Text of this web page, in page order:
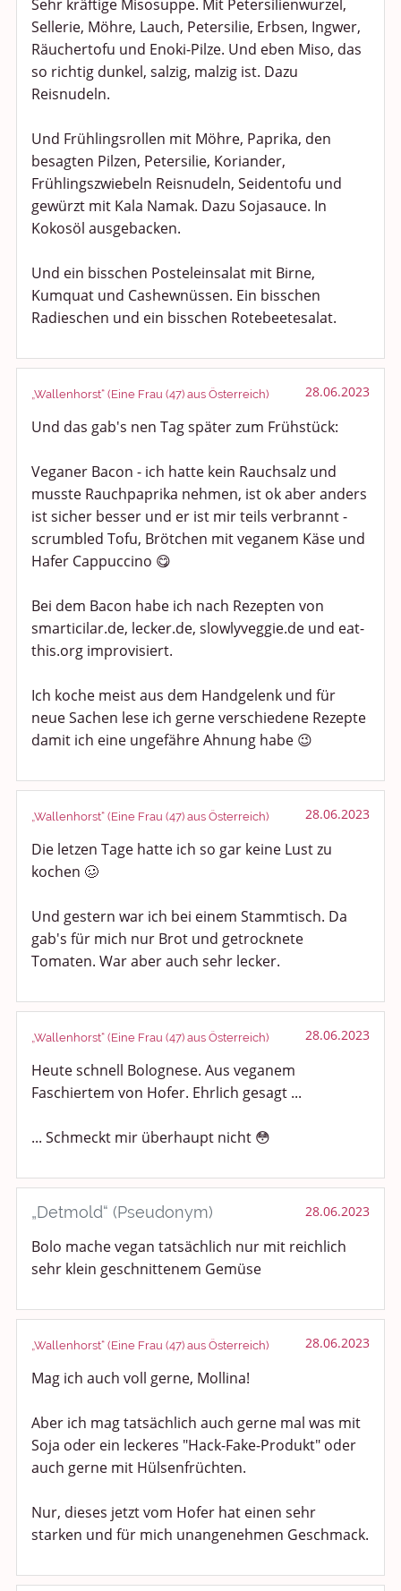
Sehr kräftige Misosuppe. Mit Petersilienwurzel,
Sellerie, Möhre, Lauch, Petersilie, Erbsen, Ingwer,
Räuchertofu und Enoki-Pilze. Und eben Miso, das
so richtig dunkel, salzig, malzig ist. Dazu
Reisnudeln.
Und Frühlingsrollen mit Möhre, Paprika, den
besagten Pilzen, Petersilie, Koriander,
Frühlingszwiebeln Reisnudeln, Seidentofu und
gewürzt mit Kala Namak. Dazu Sojasauce. In
Kokosöl ausgebacken.
Und ein bisschen Posteleinsalat mit Birne,
Kumquat und Cashewnüssen. Ein bisschen
Radieschen und ein bisschen Rotebeetesalat.
„Wallenhorst“ (Eine Frau (47) aus Österreich) 28.06.2023
Und das gab's nen Tag später zum Frühstück:
Veganer Bacon - ich hatte kein Rauchsalz und
musste Rauchpaprika nehmen, ist ok aber anders
ist sicher besser und er ist mir teils verbrannt -
scrumbled Tofu, Brötchen mit veganem Käse und
Hafer Cappuccino 😋
Bei dem Bacon habe ich nach Rezepten von
smarticilar.de, lecker.de, slowlyveggie.de und eat-
this.org improvisiert.
Ich koche meist aus dem Handgelenk und für
neue Sachen lese ich gerne verschiedene Rezepte
damit ich eine ungefähre Ahnung habe 😉
„Wallenhorst“ (Eine Frau (47) aus Österreich) 28.06.2023
Die letzen Tage hatte ich so gar keine Lust zu
kochen 🥴
Und gestern war ich bei einem Stammtisch. Da
gab's für mich nur Brot und getrocknete
Tomaten. War aber auch sehr lecker.
„Wallenhorst“ (Eine Frau (47) aus Österreich) 28.06.2023
Heute schnell Bolognese. Aus veganem
Faschiertem von Hofer. Ehrlich gesagt ...
... Schmeckt mir überhaupt nicht 😳
„Detmold“ (Pseudonym) 28.06.2023
Bolo mache vegan tatsächlich nur mit reichlich
sehr klein geschnittenem Gemüse
„Wallenhorst“ (Eine Frau (47) aus Österreich) 28.06.2023
Mag ich auch voll gerne, Mollina!
Aber ich mag tatsächlich auch gerne mal was mit
Soja oder ein leckeres "Hack-Fake-Produkt" oder
auch gerne mit Hülsenfrüchten.
Nur, dieses jetzt vom Hofer hat einen sehr
starken und für mich unangenehmen Geschmack.